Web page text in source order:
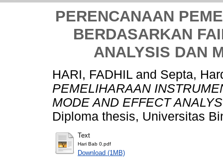
PERENCANAAN
BERDASARKAN
ANALYSIS DAN
HARI, FADHIL and Septa,
PEMELIHARAAN
MODE AND EFFECT
Diploma thesis, Universitas
Text
Hari Bab 0.pdf
Download (1MB)